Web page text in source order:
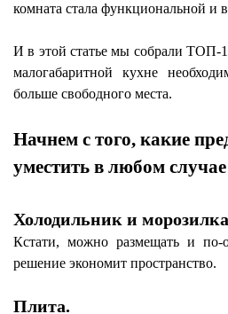
комната стала функциональной и
И в этой статье мы собрали ТОП-
малогабаритной кухне
больше свободного места.
Начнем с того, какие
уместить в любом
Холодильник и
Кстати, можно размещать и по-
решение экономит пространство.
Плита.